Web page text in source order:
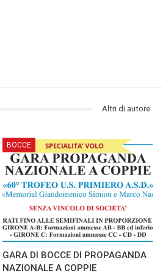
Altri di autore
BOCCE
GARA DI BOCCE DI PROPAGANDA
NAZIONALE A COPPIE